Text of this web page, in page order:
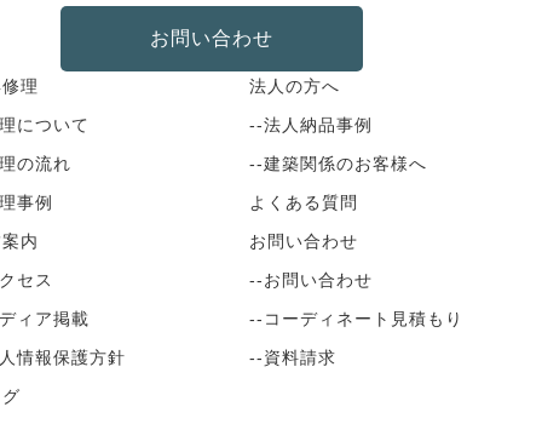
お問い合わせ
理
について
の流れ
事例
内
セス
ィア掲載
情報保護方針
法人の方へ
--法人納品事例
--建築関係のお客様へ
よくある質問
お問い合わせ
--お問い合わせ
--コーディネート見積もり
--資料請求